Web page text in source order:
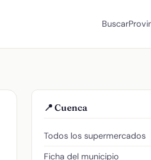
Buscar
📍 Cuenca
Todos los supermercados
Ficha del municipio